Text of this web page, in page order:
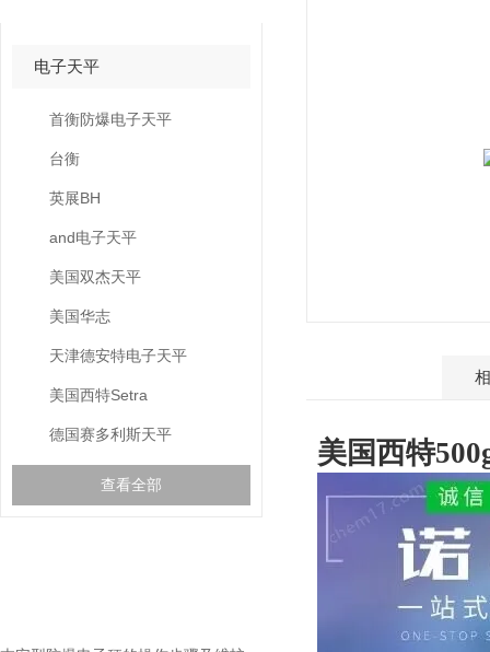
电子天平
首衡防爆电子天平
台衡
英展BH
and电子天平
美国双杰天平
美国华志
天津德安特电子天平
美国西特Setra
德国赛多利斯天平
查看全部
美国西特